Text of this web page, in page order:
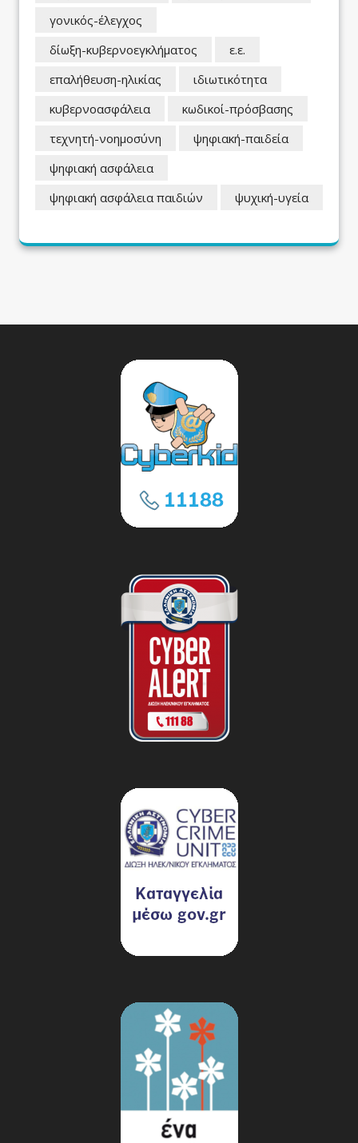
γονικός-έλεγχος
δίωξη-κυβερνοεγκλήματος
ε.ε.
επαλήθευση-ηλικίας
ιδιωτικότητα
κυβερνοασφάλεια
κωδικοί-πρόσβασης
τεχνητή-νοημοσύνη
ψηφιακή-παιδεία
ψηφιακή ασφάλεια
ψηφιακή ασφάλεια παιδιών
ψυχική-υγεία